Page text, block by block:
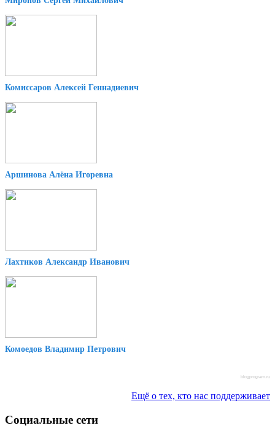
Комиссаров Алексей Геннадиевич
Аршинова Алёна Игоревна
Лахтиков Александр Иванович
Комоедов Владимир Петрович
blogprogram.ru
Ещё о тех, кто нас поддерживает
Социальные сети